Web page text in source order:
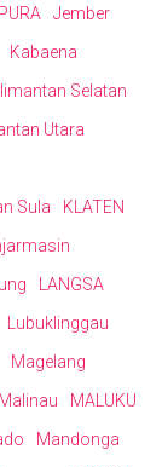
Jember
Kabaena
Selatan
Utara
Sula
KLATEN
LANGSA
Lubuklinggau
Magelang
Malinau
MALUKU
Mandonga